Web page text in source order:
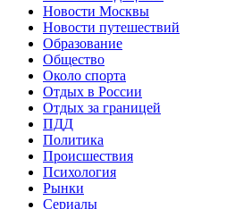
Новости Москвы
Новости путешествий
Образование
Общество
Около спорта
Отдых в России
Отдых за границей
ПДД
Политика
Происшествия
Психология
Рынки
Сериалы